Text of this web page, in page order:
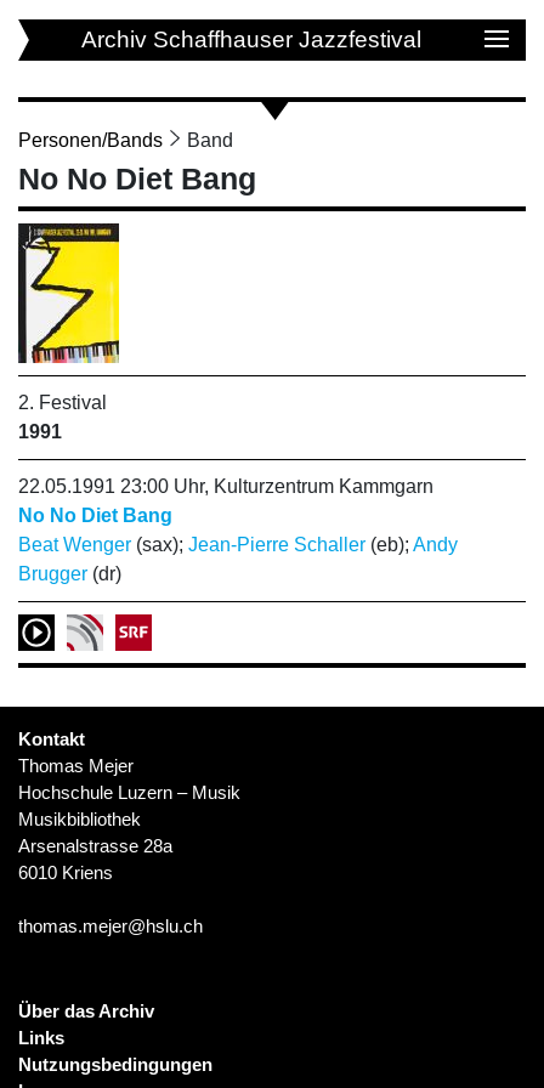
Archiv Schaffhauser Jazzfestival
Personen/Bands Band
No No Diet Bang
2. Festival
1991
22.05.1991 23:00 Uhr, Kulturzentrum Kammgarn
No No Diet Bang
Beat Wenger (sax); Jean-Pierre Schaller (eb); Andy
Brugger (dr)
Kontakt
Thomas Mejer
Hochschule Luzern – Musik
Musikbibliothek
Arsenalstrasse 28a
6010 Kriens
thomas.mejer@hslu.ch
Über das Archiv
Links
Nutzungsbedingungen